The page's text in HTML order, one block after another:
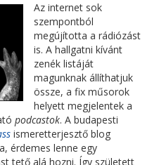
Az internet sok
szempontból
megújította a rádiózást
is. A hallgatni kívánt
zenék listáját
magunknak állíthatjuk
össze, a fix műsorok
helyett megjelentek a
podcastok. A budapesti
ismeretterjesztő blog
érdemes lenne egy
tető alá hozni. Így született